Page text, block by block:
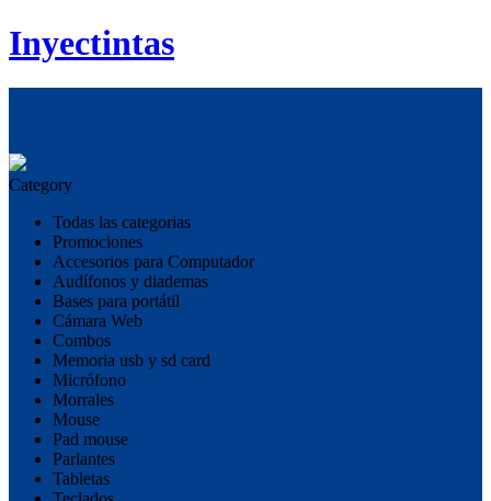
Inyectintas
Category
Todas las categorias
Promociones
Accesorios para Computador
Audífonos y diademas
Bases para portátil
Cámara Web
Combos
Memoria usb y sd card
Micrófono
Morrales
Mouse
Pad mouse
Parlantes
Tabletas